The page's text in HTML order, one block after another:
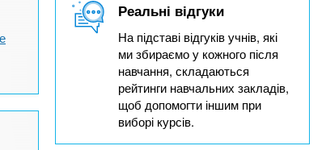
Реальні відгуки
На підставі відгуків учнів, які
ми збираємо у кожного після
навчання, складаються
рейтинги навчальних закладів,
щоб допомогти іншим при
виборі курсів.